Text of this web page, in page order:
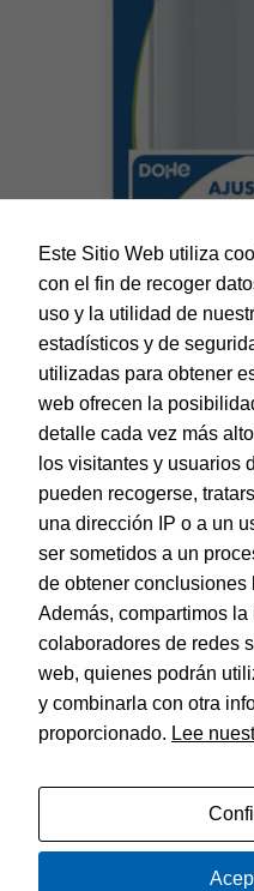
Dohe – Cubiertas
EAN:8421938914337
© Dohe -
28970 •
Este Sitio Web utiliza
con el fin de recoger
uso y la utilidad de
estadísticos y de
utilizadas para obtener
web ofrecen la
detalle cada vez más
los visitantes y usuarios
pueden recogerse,
una dirección IP o a un
ser sometidos a un
de obtener conclusiones
Además, compartimos
colaboradores de redes
web, quienes podrán
y combinarla con otra
proporcionado. Lee